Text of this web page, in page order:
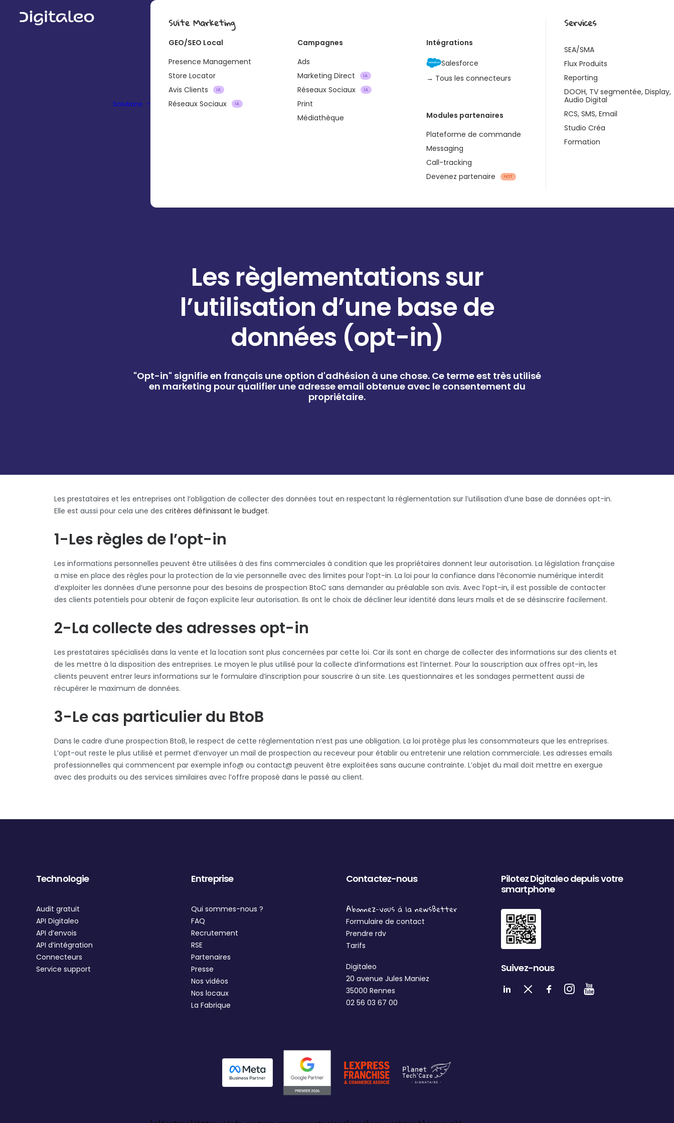
Solutions
Suite Marketing
GEO/SEO Local
Presence Management
Store Locator
Avis Clients
IA
Réseaux Sociaux IA
Campagnes
Ads
Marketing Direct
IA
Réseaux Sociaux IA
Print
Médiathèque
Intégrations
Salesforce
→ Tous les connecteurs
Modules partenaires
Plateforme de commande
Messaging
Call-tracking
Devenez partenaire
HOT
Services
SEA/SMA
Flux Produits
Reporting
DOOH, TV segmentée, Display,
Audio Digital
RCS, SMS, Email
Studio Créa
Formation
Les règlementations sur
l’utilisation d’une base de
données (opt-in)
"Opt-in" signifie en français une option d'adhésion à une chose. Ce terme est très utilisé
en marketing pour qualifier une adresse email obtenue avec le consentement du
propriétaire.
Les prestataires et les entreprises ont l’obligation de collecter des données tout en respectant la réglementation sur l’utilisation d’une base de données opt-in.
Elle est aussi pour cela une des critères définissant le budget.
1-Les règles de l’opt-in
Les informations personnelles peuvent être utilisées à des fins commerciales à condition que les propriétaires donnent leur autorisation. La législation française
a mise en place des règles pour la protection de la vie personnelle avec des limites pour l’opt-in. La loi pour la confiance dans l’économie numérique interdit
d’exploiter les données d’une personne pour des besoins de prospection BtoC sans demander au préalable son avis. Avec l’opt-in, il est possible de contacter
des clients potentiels pour obtenir de façon explicite leur autorisation. Ils ont le choix de décliner leur identité dans leurs mails et de se désinscrire facilement.
2-La collecte des adresses opt-in
Les prestataires spécialisés dans la vente et la location sont plus concernées par cette loi. Car ils sont en charge de collecter des informations sur des clients et
de les mettre à la disposition des entreprises. Le moyen le plus utilisé pour la collecte d’informations est l’internet. Pour la souscription aux offres opt-in, les
clients peuvent entrer leurs informations sur le formulaire d’inscription pour souscrire à un site. Les questionnaires et les sondages permettent aussi de
récupérer le maximum de données.
3-Le cas particulier du BtoB
Dans le cadre d’une prospection BtoB, le respect de cette réglementation n’est pas une obligation. La loi protège plus les consommateurs que les entreprises.
L’opt-out reste le plus utilisé et permet d’envoyer un mail de prospection au receveur pour établir ou entretenir une relation commerciale. Les adresses emails
professionnelles qui commencent par exemple info@ ou contact@ peuvent être exploitées sans aucune contrainte. L’objet du mail doit mettre en exergue
avec des produits ou des services similaires avec l’offre proposé dans le passé au client.
Technologie
Audit gratuit
API Digitaleo
API d’envois
API d’intégration
Connecteurs
Service support
Entreprise
Qui sommes-nous ?
FAQ
Recrutement
RSE
Partenaires
Presse
Nos vidéos
Nos locaux
La Fabrique
Contactez-nous
Abonnez-vous à la newsBetter
Formulaire de contact
Prendre rdv
Tarifs
Digitaleo
20 avenue Jules Maniez
35000 Rennes
02 56 03 67 00
Pilotez Digitaleo depuis votre
smartphone
Suivez-nous